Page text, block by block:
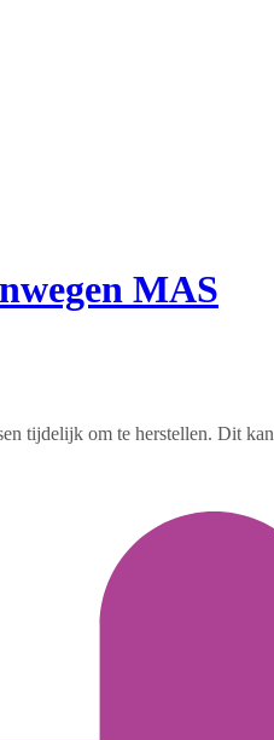
MAS
tijdelijk om te herstellen. Dit